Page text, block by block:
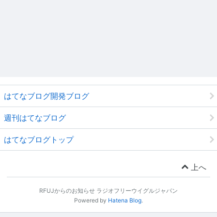
はてなブログ開発ブログ
週刊はてなブログ
はてなブログトップ
上へ
RFUJからのお知らせ ラジオフリーウイグルジャパン
Powered by Hatena Blog.